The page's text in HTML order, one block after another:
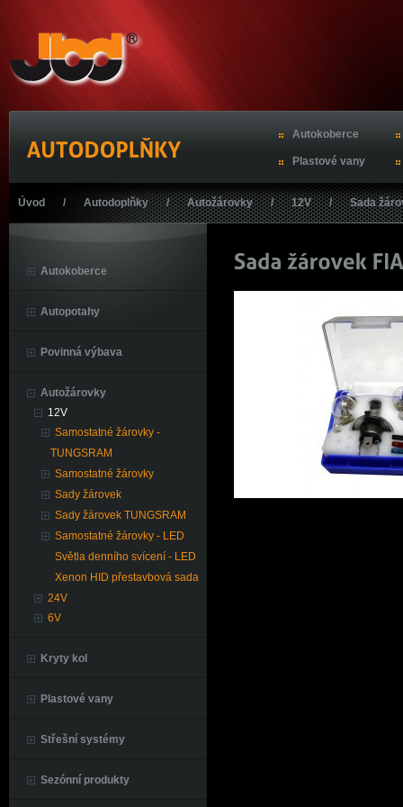
Autokoberce
Plastové vany
Úvod / Autodoplňky / Autožárovky / 12V / Sada
Autokoberce
Autopotahy
Povinná výbava
Autožárovky
12V
Samostatné žárovky -
TUNGSRAM
Samostatné žárovky
Sady žárovek
Sady žárovek TUNGSRAM
Samostatné žárovky - LED
Světla denního svícení - LED
Xenon HID přestavbová sada
24V
6V
Kryty kol
Plastové vany
Střešní systémy
Sezónní produkty